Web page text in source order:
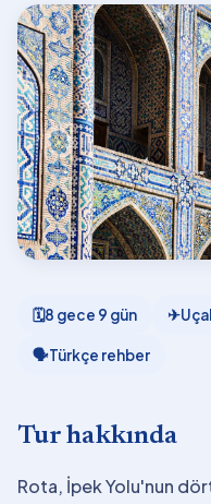
🗓8 gece 9 gün ✈
🗣Türkçe rehber
Tur hakkında
Rota, İpek Yolu'nun